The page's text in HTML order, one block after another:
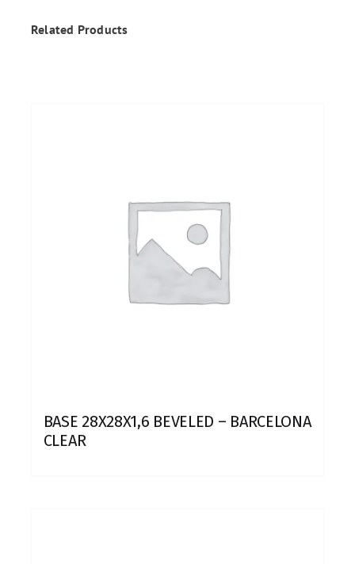
Related Products
BASE 28X28X1,6 BEVELED – BARCELONA
CLEAR